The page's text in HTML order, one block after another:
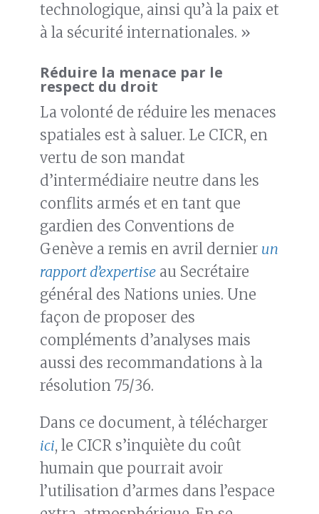
technologique, ainsi qu’à la paix et
à la sécurité internationales. »
Réduire la menace par le
respect du droit
La volonté de réduire les menaces
spatiales est à saluer. Le CICR, en
vertu de son mandat
d’intermédiaire neutre dans les
conflits armés et en tant que
gardien des Conventions de
Genève a remis en avril dernier un
rapport d’expertise au Secrétaire
général des Nations unies. Une
façon de proposer des
compléments d’analyses mais
aussi des recommandations à la
résolution 75/36.
Dans ce document, à télécharger
ici, le CICR s’inquiète du coût
humain que pourrait avoir
l’utilisation d’armes dans l’espace